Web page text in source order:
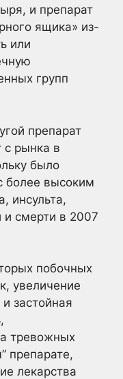
и препарат
ящика» из-
или
групп
препарат
с рынка в
было
более высоким
инсульта,
и смерти в 2007
побочных
увеличение
застойная
тревожных
препарате,
лекарства